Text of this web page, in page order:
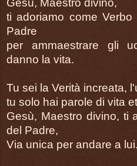
Gesù, Maestro divino,
ti adoriamo come Verbo
Padre
per ammaestrare gli
danno la vita.
Tu sei la Verità increata,
tu solo hai parole di vita
Gesù, Maestro divino, ti
del Padre,
Via unica per andare a lui.